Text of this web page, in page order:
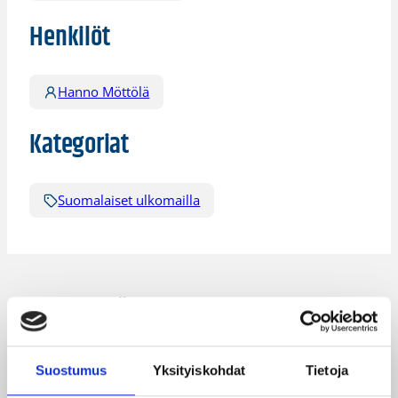
Suostumus Yksityiskohdat Tietoja
Henkilöt
Hanno Möttölä
Kategoriat
Suomalaiset ulkomailla
Katso myös